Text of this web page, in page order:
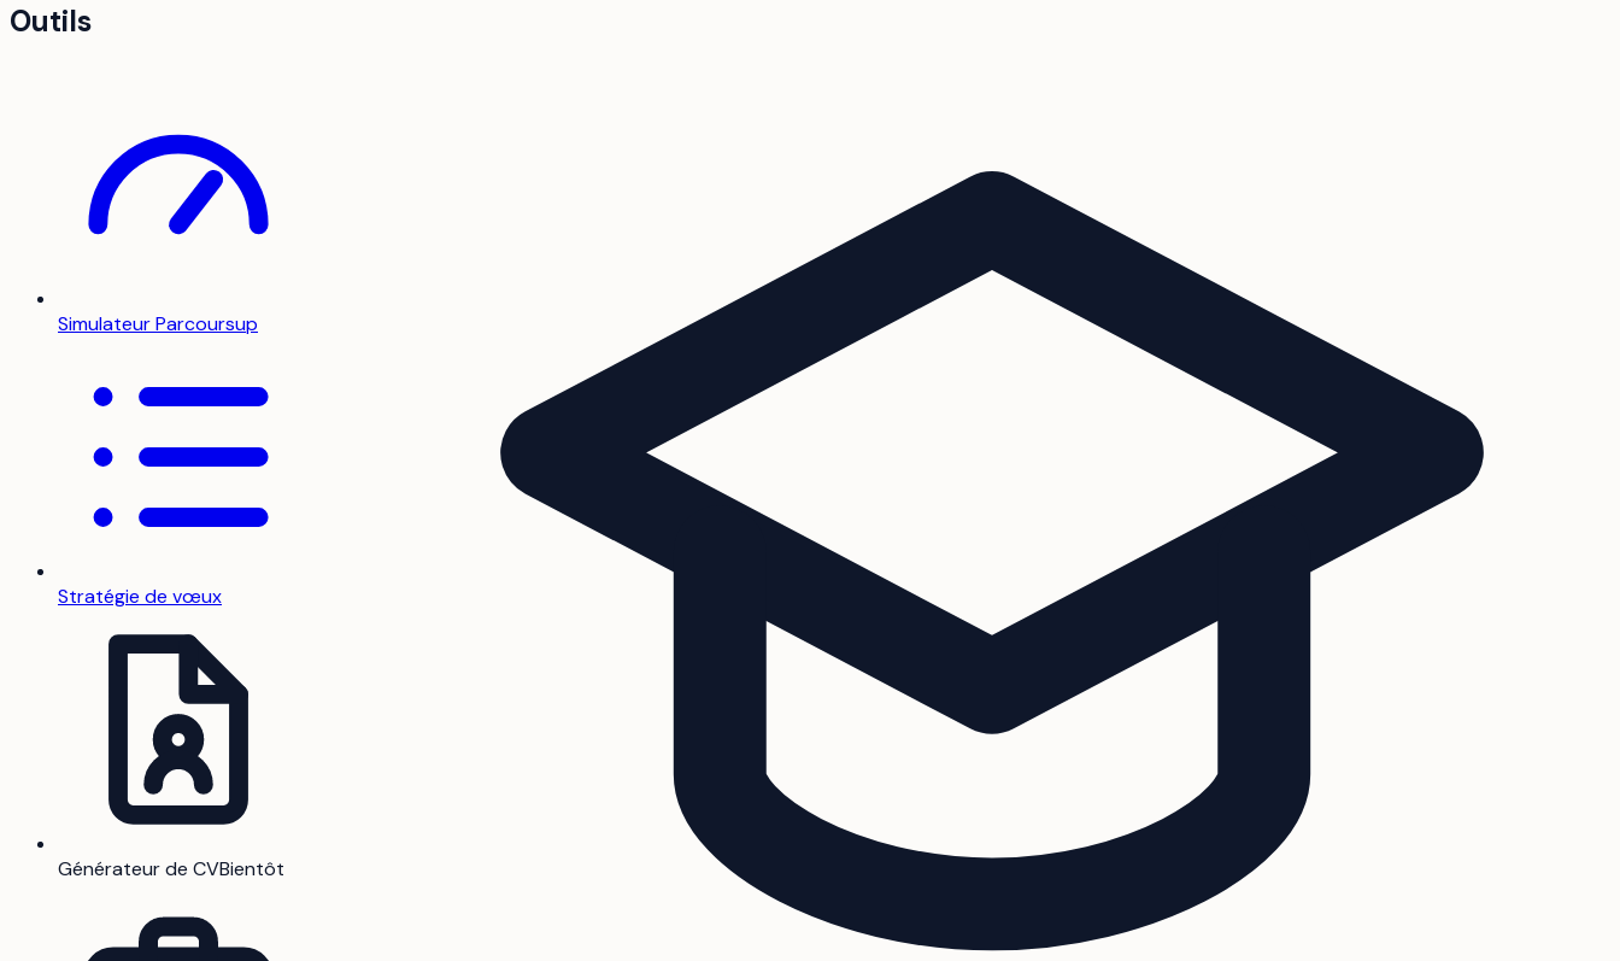
Outils
Simulateur Parcoursup
Stratégie de vœux
Générateur de CVBientôt